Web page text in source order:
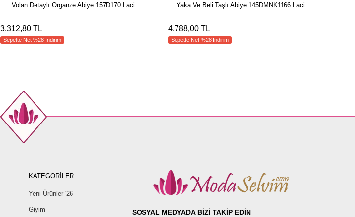
Volan Detaylı Organze Abiye 157D170 Laci
3.312,80 TL
Sepette Net %28 İndirim
Yaka Ve Beli Taşlı Abiye 145DMNK1166 Laci
4.788,00 TL
Sepette Net %28 İndirim
KATEGORİLER
Yeni Ürünler '26
Giyim SOSYAL MEDYADA BİZİ TAKİP EDİN